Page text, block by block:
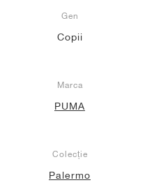
Gen
Copii
Marca
PUMA
Colecție
Palermo